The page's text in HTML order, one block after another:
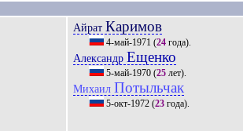
Айрат Каримов
4-май-1971 (24 года).
Александр Ещенко
5-май-1970 (25 лет).
Михаил Потыльчак
5-окт-1972 (23 года).